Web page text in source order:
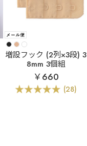
増設フック (2列×3段) 3
8mm 3個組
￥660
(28)